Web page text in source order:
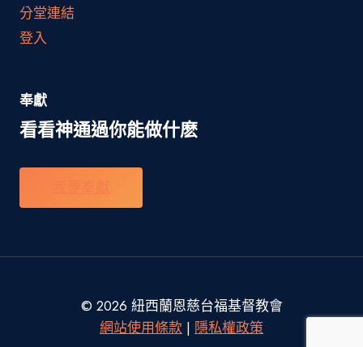
分堂連結
登入
奉獻
看看神通過你能做什麽
© 2026 紐西蘭恩慈台福基督教會
網站使用條款 | 隱私權政策